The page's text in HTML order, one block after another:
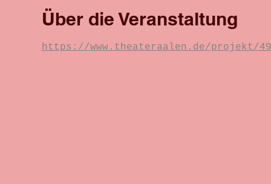
Über die Veranstaltung
https://www.theateraalen.de/projekt/